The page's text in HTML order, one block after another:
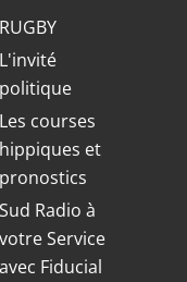
RUGBY
L'invité
politique
Les courses
hippiques et
pronostics
Sud Radio à
votre Service
avec Fiducial